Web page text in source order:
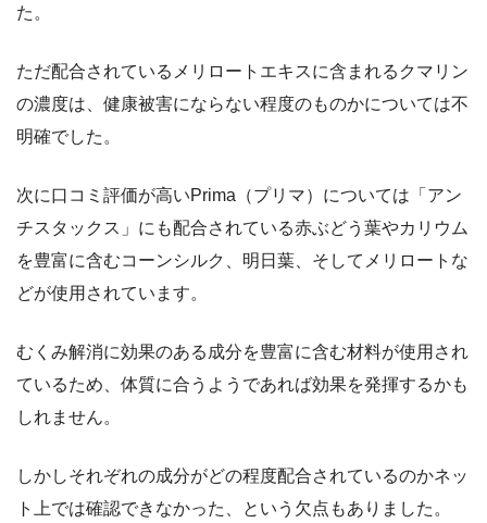
た。
ただ配合されているメリロートエキスに含まれるクマリン
の濃度は、健康被害にならない程度のものかについては不
明確でした。
次に口コミ評価が高いPrima（プリマ）については「アン
チスタックス」にも配合されている赤ぶどう葉やカリウム
を豊富に含むコーンシルク、明日葉、そしてメリロートな
どが使用されています。
むくみ解消に効果のある成分を豊富に含む材料が使用され
ているため、体質に合うようであれば効果を発揮するかも
しれません。
しかしそれぞれの成分がどの程度配合されているのかネッ
ト上では確認できなかった、という欠点もありました。